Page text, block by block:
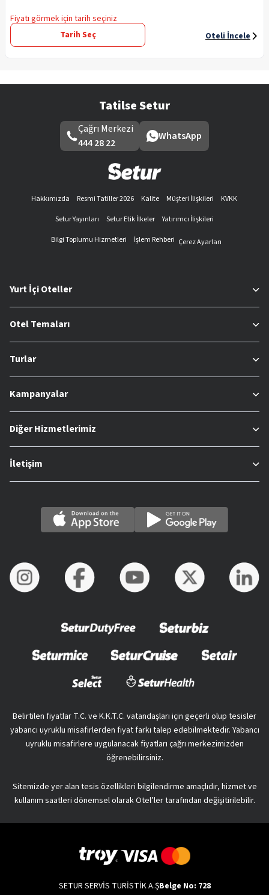
Fiyatı görmek için tarih seçiniz
Tarih Seç
Oteli İncele
Tatilse Setur
Çağrı Merkezi
444 28 22
WhatsApp
Hakkımızda Resmi Tatiller 2026 Kalite Müşteri İlişkileri
KVKK
Setur Yayınları
Setur Etik İlkeler
Yatırımcı İlişkileri
Bilgi Toplumu Hizmetleri
İşlem Rehberi Çerez Ayarları
Yurt İçi Oteller
Otel Temaları
Turlar
Kampanyalar
Diğer Hizmetlerimiz
İletişim
Belirtilen fiyatlar T.C. ve K.K.T.C. vatandaşları için geçerli olup tesisler
yabancı uyruklu misafirlerden fiyat farkı talep edebilmektedir. Yabancı
uyruklu misafirlere uygulanacak fiyatları çağrı merkezimizden
öğrenebilirsiniz.
Sitemizde yer alan tesis özellikleri bilgilendirme amaçlıdır, hizmet ve
kullanım saatleri dönemsel olarak Otel’ler tarafından değişitirilebilir.
SETUR SERVİS TURİSTİK A.ŞBelge No: 728